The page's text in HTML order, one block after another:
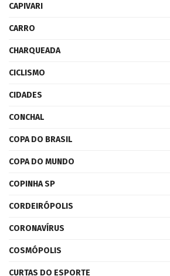
CAPIVARI
CARRO
CHARQUEADA
CICLISMO
CIDADES
CONCHAL
COPA DO BRASIL
COPA DO MUNDO
COPINHA SP
CORDEIRÓPOLIS
CORONAVÍRUS
COSMÓPOLIS
CURTAS DO ESPORTE